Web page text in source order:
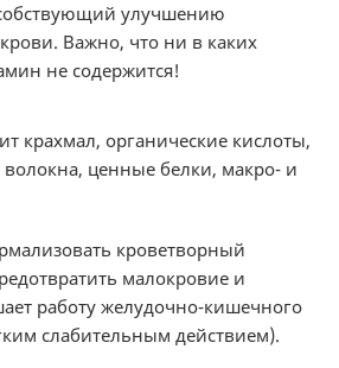
улучшению
Важно, что ни в каких
не содержится!
крахмал, органические кислоты,
ценные белки, макро- и
кроветворный
малокровие и
работу желудочно-кишечного
слабительным действием).